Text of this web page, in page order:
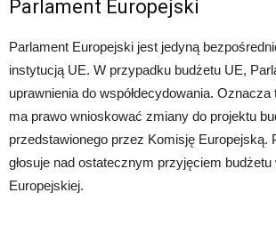
Parlament Europejski
Parlament Europejski jest jedyną
instytucją UE. W przypadku budżetu UE,
uprawnienia do współdecydowania.
ma prawo wnioskować zmiany do projektu
przedstawionego przez Komisję Europejską.
głosuje nad ostatecznym przyjęciem
Europejskiej.